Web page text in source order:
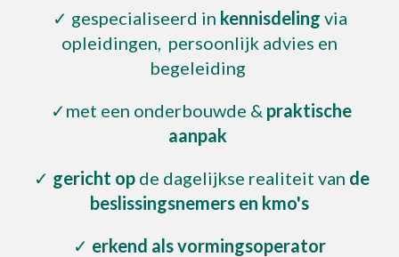
✓ gespecialiseerd in kennisdeling via
opleidingen, persoonlijk advies en
begeleiding
✓met een onderbouwde & praktische
aanpak
✓ gericht op de dagelijkse realiteit van de
beslissingsnemers en kmo's
✓ erkend als vormingsoperator